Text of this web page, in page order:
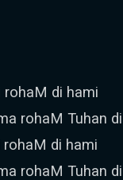
rohaM di hami
rohaM Tuhan
rohaM di hami
rohaM Tuhan